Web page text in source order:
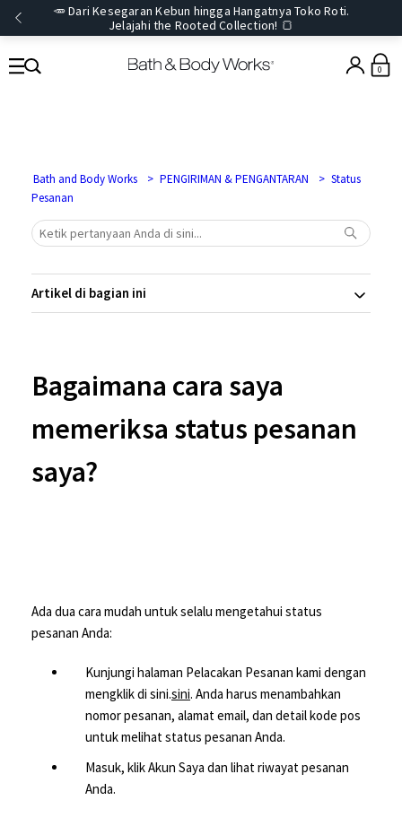
🥕 Dari Kesegaran Kebun hingga Hangatnya Toko Roti.
Jelajahi the Rooted Collection! 🍞
0
Bath and Body Works PENGIRIMAN & PENGANTARAN
Status
Pesanan
Artikel di bagian ini
Bagaimana cara saya
memeriksa status pesanan
saya?
Ada dua cara mudah untuk selalu mengetahui status
pesanan Anda:
Kunjungi halaman Pelacakan Pesanan kami dengan
mengklik di sini.sini. Anda harus menambahkan
nomor pesanan, alamat email, dan detail kode pos
untuk melihat status pesanan Anda.
Masuk, klik Akun Saya dan lihat riwayat pesanan
Anda.